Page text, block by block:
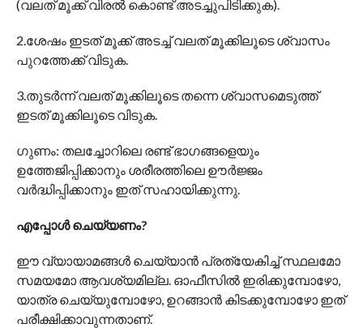
(വലത് മൂക്ക് വിരൽ കൊണ്ട് അടച്ചുപിടിക്കുക).
2.ശേഷം ഇടത് മൂക്ക് അടച്ച് വലത് മൂക്കിലൂടെ ശ്വാസം
പുറത്തേക്ക് വിടുക.
3.തുടർന്ന് വലത് മൂക്കിലൂടെ തന്നെ ശ്വാസമെടുത്ത്
ഇടത് മൂക്കിലൂടെ വിടുക.
ഗുണം: തലച്ചോറിലെ രണ്ട് ഭാഗങ്ങളെയും
ഉത്തേജിപ്പിക്കാനും ശരീരത്തിലെ ഊർജ്ജം
വർദ്ധിപ്പിക്കാനും ഇത് സഹായിക്കുന്നു.
എപ്പോൾ ചെയ്യണം?
ഈ വ്യായാമങ്ങൾ ചെയ്യാൻ പ്രത്യേകിച്ച് സ്ഥലമോ
സമയമോ ആവശ്യമില്ല. ഓഫീസിൽ ഇരിക്കുമ്പോഴോ,
യാത്ര ചെയ്യുമ്പോഴോ, ഉറങ്ങാൻ കിടക്കുമ്പോഴോ ഇത്
പരീക്ഷിക്കാവുന്നതാണ്.